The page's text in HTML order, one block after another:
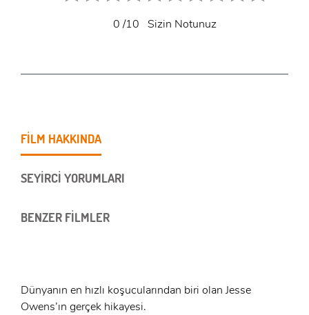
0/10 Sizin Notunuz
FİLM HAKKINDA
SEYİRCİ YORUMLARI
BENZER FİLMLER
Dünyanın en hızlı koşucularından biri olan Jesse
Owens’ın gerçek hikayesi.